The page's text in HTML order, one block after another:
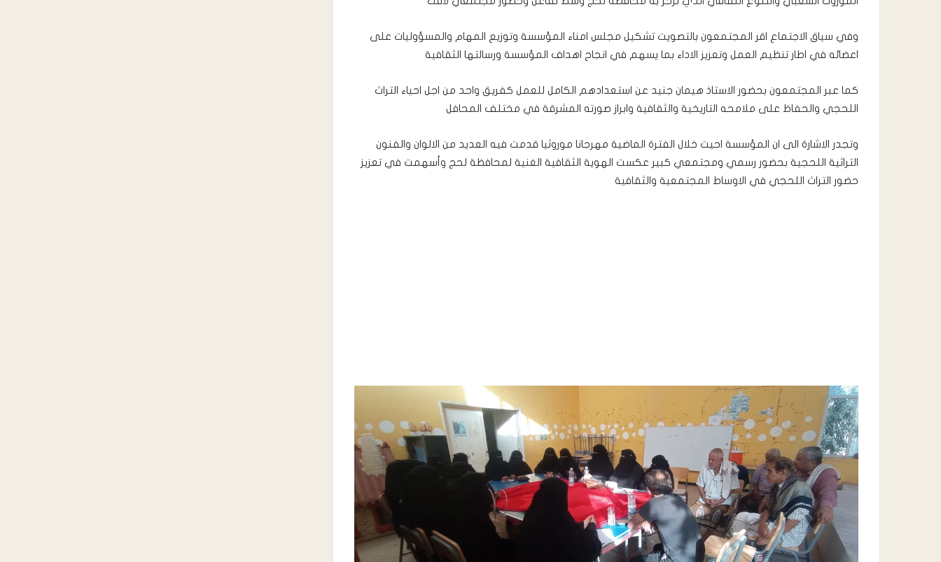
وفي سياق الاجتماع اقر المجتمعون بالتصويت تشكيل مجلس امناء المؤسسة وتوزيع المهام والمسؤوليات على
اعضائه في اطار تنظيم العمل وتعزيز الاداء بما يسهم في انجاح اهداف المؤسسة ورسالتها الثقافية
كما عبر المجتمعون بحضور الاستاذ هيمان جنيد عن استعدادهم الكامل للعمل كفريق واحد من اجل احياء التراث
اللحجي والحفاظ على ملامحه التاريخية والثقافية وابراز صورته المشرقة في مختلف المحافل
وتجدر الاشارة الى ان المؤسسة احيت خلال الفترة الماضية مهرجانا موروثيا قدمت فيه العديد من الالوان والفنون
التراثية اللحجية بحضور رسمي ومجتمعي كبير عكست الهوية الثقافية الغنية لمحافظة لحج وأسهمت في تعزيز
حضور التراث اللحجي في الاوساط المجتمعية والثقافية